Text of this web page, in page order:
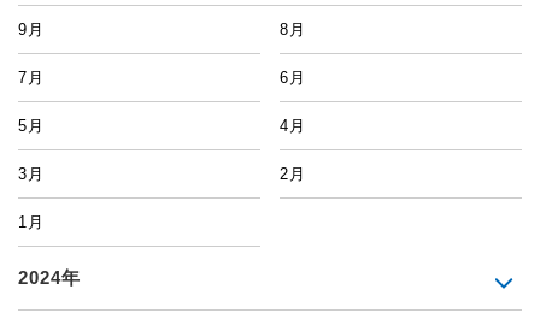
9月 8月
7月 6月
5月 4月
3月 2月
1月
2024年